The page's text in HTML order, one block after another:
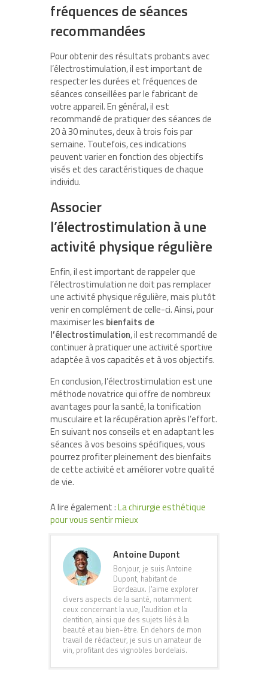
fréquences de séances
recommandées
Pour obtenir des résultats probants avec
l’électrostimulation, il est important de
respecter les durées et fréquences de
séances conseillées par le fabricant de
votre appareil. En général, il est
recommandé de pratiquer des séances de
20 à 30 minutes, deux à trois fois par
semaine. Toutefois, ces indications
peuvent varier en fonction des objectifs
visés et des caractéristiques de chaque
individu.
Associer
l’électrostimulation à une
activité physique régulière
Enfin, il est important de rappeler que
l’électrostimulation ne doit pas remplacer
une activité physique régulière, mais plutôt
venir en complément de celle-ci. Ainsi, pour
maximiser les bienfaits de
l’électrostimulation, il est recommandé de
continuer à pratiquer une activité sportive
adaptée à vos capacités et à vos objectifs.
En conclusion, l’électrostimulation est une
méthode novatrice qui offre de nombreux
avantages pour la santé, la tonification
musculaire et la récupération après l’effort.
En suivant nos conseils et en adaptant les
séances à vos besoins spécifiques, vous
pourrez profiter pleinement des bienfaits
de cette activité et améliorer votre qualité
de vie.
A lire également :La chirurgie esthétique
pour vous sentir mieux
Antoine Dupont
Bonjour, je suis Antoine
Dupont, habitant de
Bordeaux. J'aime explorer
divers aspects de la santé, notamment
ceux concernant la vue, l'audition et la
dentition, ainsi que des sujets liés à la
beauté et au bien-être. En dehors de mon
travail de rédacteur, je suis un amateur de
vin, profitant des vignobles bordelais.